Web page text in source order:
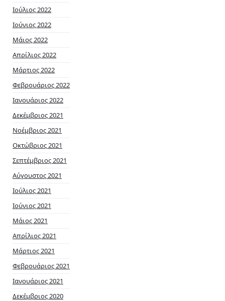
Ιούλιος 2022
Ιούνιος 2022
Μάιος 2022
Απρίλιος 2022
Μάρτιος 2022
Φεβρουάριος 2022
Ιανουάριος 2022
Δεκέμβριος 2021
Νοέμβριος 2021
Οκτώβριος 2021
Σεπτέμβριος 2021
Αύγουστος 2021
Ιούλιος 2021
Ιούνιος 2021
Μάιος 2021
Απρίλιος 2021
Μάρτιος 2021
Φεβρουάριος 2021
Ιανουάριος 2021
Δεκέμβριος 2020